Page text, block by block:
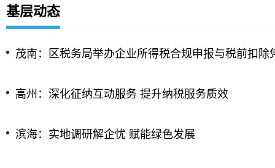
基层动态
茂南：区税务局举办企业所得税合规申报与税前扣除凭
高州：深化征纳互动服务 提升纳税服务质效
滨海：实地调研解企忧 赋能绿色发展